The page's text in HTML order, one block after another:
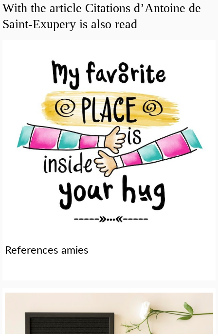
With the article Citations d’Antoine de
Saint-Exupery is also read
References amies